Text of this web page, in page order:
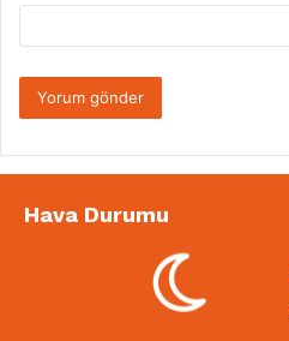
Hava Durumu